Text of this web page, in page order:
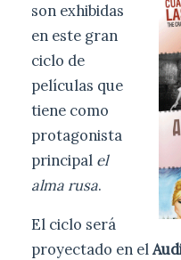
son exhibidas
en este gran
ciclo de
películas que
tiene como
protagonista
principal el
alma rusa.
El ciclo será
proyectado en el